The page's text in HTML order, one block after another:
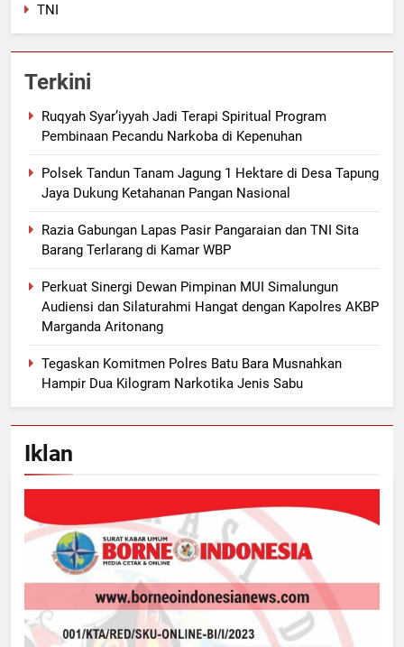
TNI
Terkini
Ruqyah Syar’iyyah Jadi Terapi Spiritual Program
Pembinaan Pecandu Narkoba di Kepenuhan
Polsek Tandun Tanam Jagung 1 Hektare di Desa Tapung
Jaya Dukung Ketahanan Pangan Nasional
Razia Gabungan Lapas Pasir Pangaraian dan TNI Sita
Barang Terlarang di Kamar WBP
Perkuat Sinergi Dewan Pimpinan MUI Simalungun
Audiensi dan Silaturahmi Hangat dengan Kapolres AKBP
Marganda Aritonang
Tegaskan Komitmen Polres Batu Bara Musnahkan
Hampir Dua Kilogram Narkotika Jenis Sabu
Iklan